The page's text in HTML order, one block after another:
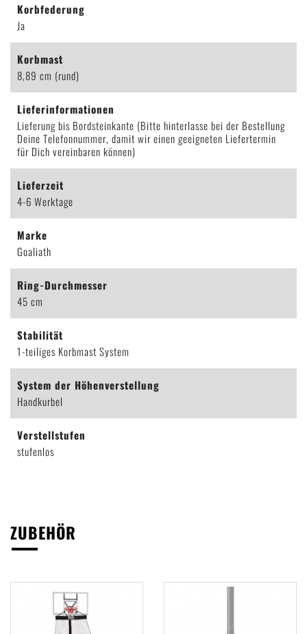
Korbfederung
Ja
Korbmast
8,89 cm (rund)
Lieferinformationen
Lieferung bis Bordsteinkante (Bitte hinterlasse bei der Bestellung
Deine Telefonnummer, damit wir einen geeigneten Liefertermin
für Dich vereinbaren können)
Lieferzeit
4-6 Werktage
Marke
Goaliath
Ring-Durchmesser
45 cm
Stabilität
1-teiliges Korbmast System
System der Höhenverstellung
Handkurbel
Verstellstufen
stufenlos
ZUBEHÖR